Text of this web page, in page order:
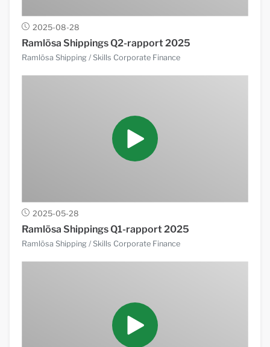
2025-08-28
Ramlösa Shippings Q2-rapport 2025
Ramlösa Shipping / Skills Corporate Finance
2025-05-28
Ramlösa Shippings Q1-rapport 2025
Ramlösa Shipping / Skills Corporate Finance